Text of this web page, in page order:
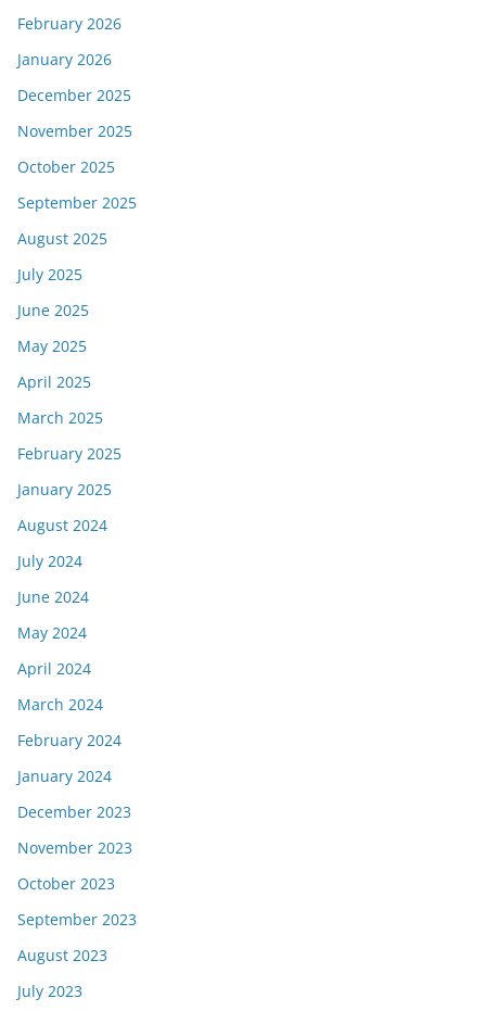
February 2026
January 2026
December 2025
November 2025
October 2025
September 2025
August 2025
July 2025
June 2025
May 2025
April 2025
March 2025
February 2025
January 2025
August 2024
July 2024
June 2024
May 2024
April 2024
March 2024
February 2024
January 2024
December 2023
November 2023
October 2023
September 2023
August 2023
July 2023